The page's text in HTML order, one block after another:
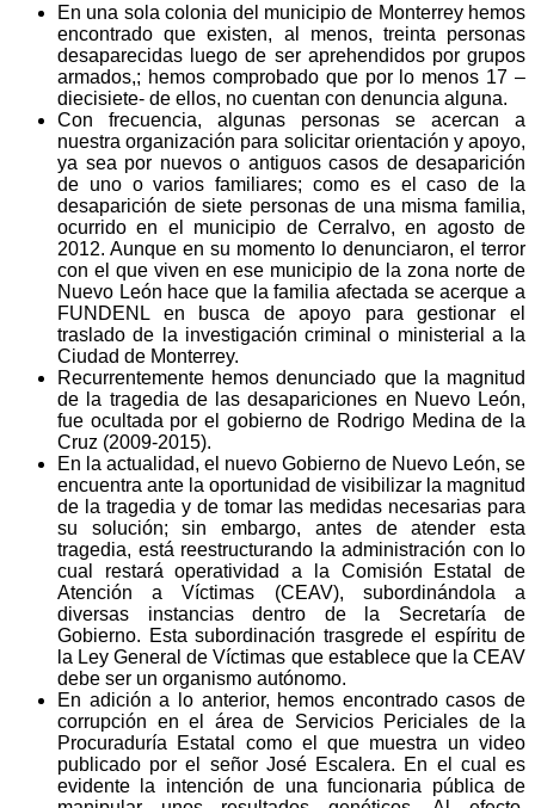
En una sola colonia del municipio de Monterrey hemos
encontrado que existen, al menos, treinta personas
desaparecidas luego de ser aprehendidos por grupos
armados,; hemos comprobado que por lo menos 17 –
diecisiete- de ellos, no cuentan con denuncia alguna.
Con frecuencia, algunas personas se acercan a
nuestra organización para solicitar orientación y apoyo,
ya sea por nuevos o antiguos casos de desaparición
de uno o varios familiares; como es el caso de la
desaparición de siete personas de una misma familia,
ocurrido en el municipio de Cerralvo, en agosto de
2012. Aunque en su momento lo denunciaron, el terror
con el que viven en ese municipio de la zona norte de
Nuevo León hace que la familia afectada se acerque a
FUNDENL en busca de apoyo para gestionar el
traslado de la investigación criminal o ministerial a la
Ciudad de Monterrey.
Recurrentemente hemos denunciado que la magnitud
de la tragedia de las desapariciones en Nuevo León,
fue ocultada por el gobierno de Rodrigo Medina de la
Cruz (2009-2015).
En la actualidad, el nuevo Gobierno de Nuevo León, se
encuentra ante la oportunidad de visibilizar la magnitud
de la tragedia y de tomar las medidas necesarias para
su solución; sin embargo, antes de atender esta
tragedia, está reestructurando la administración con lo
cual restará operatividad a la Comisión Estatal de
Atención a Víctimas (CEAV), subordinándola a
diversas instancias dentro de la Secretaría de
Gobierno. Esta subordinación trasgrede el espíritu de
la Ley General de Víctimas que establece que la CEAV
debe ser un organismo autónomo.
En adición a lo anterior, hemos encontrado casos de
corrupción en el área de Servicios Periciales de la
Procuraduría Estatal como el que muestra un video
publicado por el señor José Escalera. En el cual es
evidente la intención de una funcionaria pública de